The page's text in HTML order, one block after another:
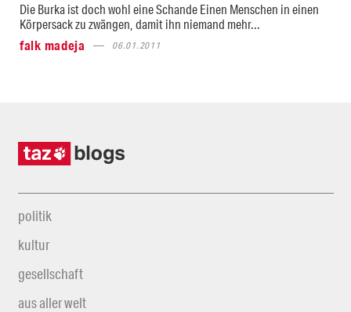
Die Burka ist doch wohl eine Schande Einen Menschen in einen
Körpersack zu zwängen, damit ihn niemand mehr...
falk madeja
06.01.2011
politik
kultur
gesellschaft
aus aller welt